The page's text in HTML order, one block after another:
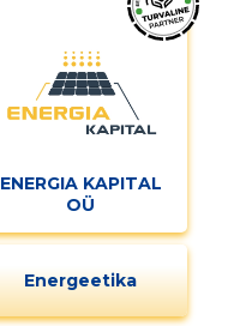
ENERGIA KAPITAL
OÜ
Energeetika